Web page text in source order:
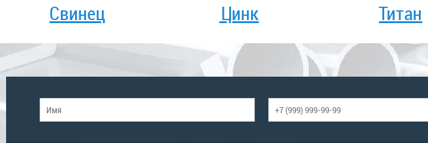
Свинец Цинк Титан